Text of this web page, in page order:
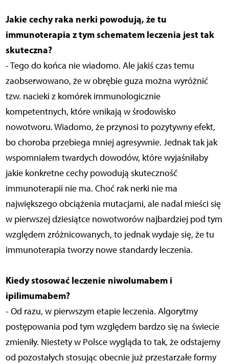
Jakie cechy raka nerki powodują, że tu
immunoterapia z tym schematem leczenia jest tak
skuteczna?
- Tego do końca nie wiadomo. Ale jakiś czas temu
zaobserwowano, że w obrębie guza można wyróżnić
tzw. nacieki z komórek immunologicznie
kompetentnych, które wnikają w środowisko
nowotworu. Wiadomo, że przynosi to pozytywny efekt,
bo choroba przebiega mniej agresywnie. Jednak tak jak
wspomniałem twardych dowodów, które wyjaśniłaby
jakie konkretne cechy powodują skuteczność
immunoterapii nie ma. Choć rak nerki nie ma
największego obciążenia mutacjami, ale nadal mieści się
w pierwszej dziesiątce nowotworów najbardziej pod tym
względem zróżnicowanych, to jednak wydaje się, że tu
immunoterapia tworzy nowe standardy leczenia.
Kiedy stosować leczenie niwolumabem i
ipilimumabem?
- Od razu, w pierwszym etapie leczenia. Algorytmy
postępowania pod tym względem bardzo się na świecie
zmieniły. Niestety w Polsce wygląda to tak, że odstajemy
od pozostałych stosując obecnie już przestarzałe formy